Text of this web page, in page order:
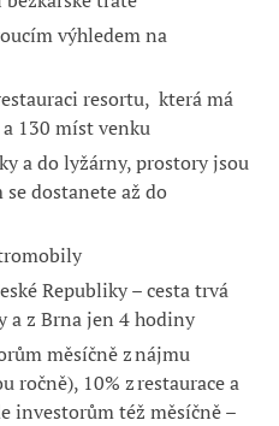
výhledem na
resortu, která má
130 míst venku
a do lyžárny, prostory jsou
dostanete až do
Republiky – cesta trvá
a z Brna jen 4 hodiny
měsíčně z nájmu
ročně), 10% zrestauracea
investorům též měsíčně–